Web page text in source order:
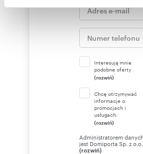
Partnerzy mogą połączyć te
otrzymanymi od Ciebie lub
korzystania z ich usług.
Interesują mnie
podobne oferty
(rozwiń)
Chcę otrzymywać
informacje o
promocjach i
usługach.
(rozwiń)
Administratorem danych
jest Domiporta Sp. z o.o.
(rozwiń)